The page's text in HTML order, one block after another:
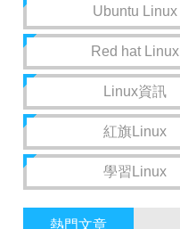
Ubuntu Linux
Red hat Linux
Linux資訊
紅旗Linux
學習Linux
熱門文章